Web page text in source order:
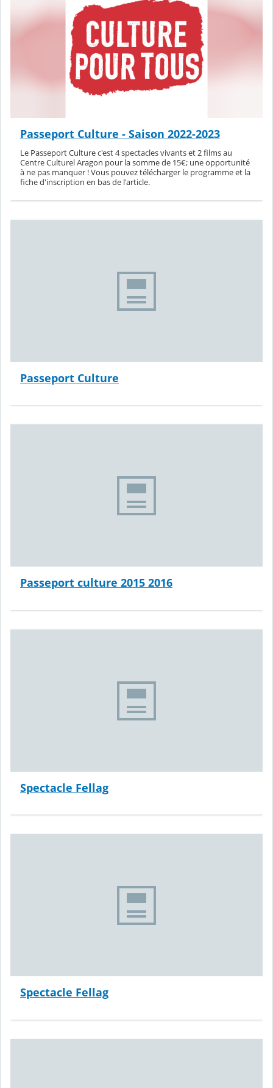
Passeport Culture - Saison 2022-2023
Le Passeport Culture c'est 4 spectacles vivants et 2 films au
Centre Culturel Aragon pour la somme de 15€; une opportunité
à ne pas manquer ! Vous pouvez télécharger le programme et la
fiche d'inscription en bas de l'article.
Passeport Culture
Passeport culture 2015 2016
Spectacle Fellag
Spectacle Fellag